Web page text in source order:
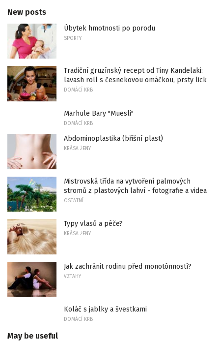
New posts
Úbytek hmotnosti po porodu
SPORTY
Tradiční gruzínský recept od Tiny Kandelaki:
lavash roll s česnekovou omáčkou, prsty lick
DOMÁCÍ KRB
Marhule Bary "Muesli"
DOMÁCÍ KRB
Abdominoplastika (břišní plast)
KRÁSA ŽENY
Mistrovská třída na vytvoření palmových
stromů z plastových lahví - fotografie a videa
OSTATNÍ
Typy vlasů a péče?
KRÁSA ŽENY
Jak zachránit rodinu před monotónností?
VZTAHY
Koláč s jablky a švestkami
DOMÁCÍ KRB
May be useful